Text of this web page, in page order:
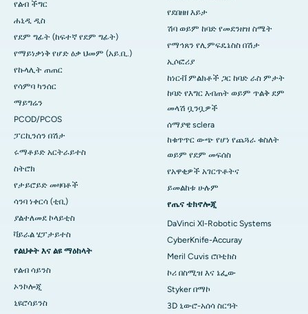
የልብ ችግር
ሐኒዲ ዲስ
የደም ግፊት (ከፍተኛ የደም ግፊት)
የማይነቃነቅ የሆድ ዕቃ ህመም (አይ.ቢ.)
የኩላሊት ጠጠር
የሳምባ ካንሰር
ማይግሬን
PCOD/PCOS
ፓርኪንሰን በሽታ
ሩማቶይድ አርትራይተስ
ስትሮክ
የታይሮይድ መዛባቶች
ሳንባ ነቀርሳ (ቲቢ)
ያልተለመደ ኮላይቲስ
ቫይራል ሄፓታይተስ
የልህቀት እና ልዩ ማዕከላት
የልብ ሳይንስ
ኦንኮሎጂ
ኒዩሮሳይንስ
የደበዘዘ እይታ
ሽባ ወይም ከባድ የመደንዘዝ ስሜት
የማኅጸን የሊምፍዴኔስስ በሽታ
ኢሶፎሪያ
ከነርቭ ምልክቶች ጋር ከባድ ራስ ምታት
ከባድ የእግር እብጠት ወይም ጥልቅ ደም
መላሽ ቧንቧዎች
ሰማያዊ sclera
ከቁጥጥር ውጭ የሆነ የጨጓራ ​​​​ቁስለት
ወይም የደም መፍሰስ
የአዋቂዎች አገርጥቶትና
ይመልከቱ ሁሉም
የጤና ቴክኖሎጂ
DaVinci XI-Robotic Systems
CyberKnife-Accuray
Meril Cuvis ሮቦቲክስ
ኮሪ በስሚዝ እና ኔፌው
Styker በማኮ
3D ኒውሮ-አሰሳ ስርዓት